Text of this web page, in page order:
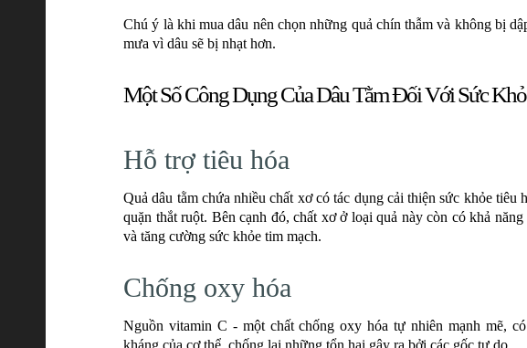
Chú ý là khi mua dâu nên chọn những quả chín thẫm và không bị
mưa vì dâu sẽ bị nhạt hơn.
Một Số Công Dụng Của Dâu Tằm Đối Với Sức
Hỗ trợ tiêu hóa
Quả dâu tằm chứa nhiều chất xơ có tác dụng cải thiện sức khỏe
quặn thắt ruột. Bên cạnh đó, chất xơ ở loại quả này còn có khả
và tăng cường sức khỏe tim mạch.
Chống oxy hóa
Nguồn vitamin C - một chất chống oxy hóa tự nhiên mạnh mẽ,
kháng của cơ thể, chống lại những tổn hại gây ra bởi các gốc tự do.